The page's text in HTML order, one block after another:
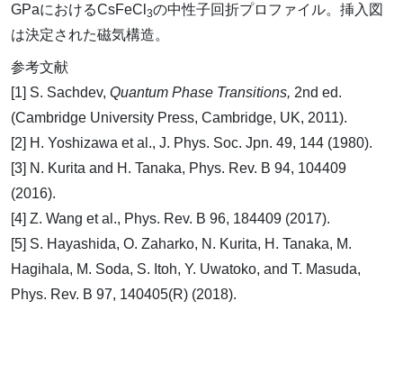
GPaにおけるCsFeCl 3の中性子回折プロファイル。挿入図
は決定された磁気構造。
参考文献
[1] S. Sachdev, Quantum Phase Transitions, 2nd ed.
(Cambridge University Press, Cambridge, UK, 2011).
[2] H. Yoshizawa et al., J. Phys. Soc. Jpn. 49, 144 (1980).
[3] N. Kurita and H. Tanaka, Phys. Rev. B 94, 104409
(2016).
[4] Z. Wang et al., Phys. Rev. B 96, 184409 (2017).
[5] S. Hayashida, O. Zaharko, N. Kurita, H. Tanaka, M.
Hagihala, M. Soda, S. Itoh, Y. Uwatoko, and T. Masuda,
Phys. Rev. B 97, 140405(R) (2018).